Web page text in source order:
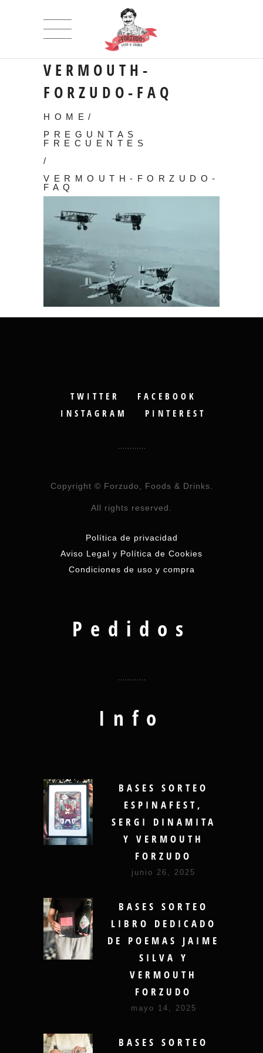
VERMOUTH-
FORZUDO-FAQ
HOME /
PREGUNTAS
FRECUENTES
/
VERMOUTH-FORZUDO-
FAQ
TWITTER
FACEBOOK
INSTAGRAM
PINTEREST
Copyright © Forzudo, Foods & Drinks.
All rights reserved.
Política de privacidad
Aviso Legal y Política de Cookies
Condiciones de uso y compra
Pedidos
Info
BASES SORTEO
ESPINAFEST,
SERGI DINAMITA
Y VERMOUTH
FORZUDO
junio 26, 2025
BASES SORTEO
LIBRO DEDICADO
DE POEMAS JAIME
SILVA Y
VERMOUTH
FORZUDO
mayo 14, 2025
BASES SORTEO